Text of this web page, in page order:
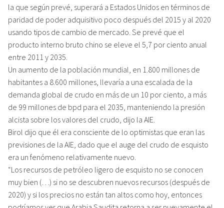
la que según prevé, superará a Estados Unidos en términos de
paridad de poder adquisitivo poco después del 2015 y al 2020
usando tipos de cambio de mercado. Se prevé que el
producto interno bruto chino se eleve el 5,7 por ciento anual
entre 2011 y 2035.
Un aumento de la población mundial, en 1.800 millones de
habitantes a 8.600 millones, llevaría a una escalada de la
demanda global de crudo en más de un 10 por ciento, a más
de 99 millones de bpd para el 2035, manteniendo la presión
alcista sobre los valores del crudo, dijo la AIE.
Birol dijo que él era consciente de lo optimistas que eran las
previsiones de la AIE, dado que el auge del crudo de esquisto
era un fenómeno relativamente nuevo.
“Los recursos de petróleo ligero de esquisto no se conocen
muy bien (…) si no se descubren nuevos recursos (después de
2020) y si los precios no están tan altos como hoy, entonces